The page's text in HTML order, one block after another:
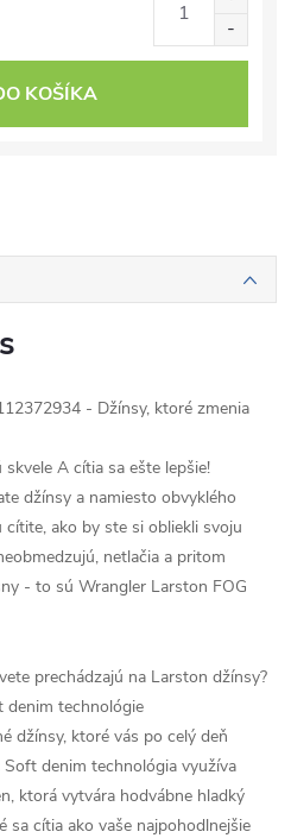
KOŠÍKA
- Džínsy, ktoré zmenia
A cítia sa ešte lepšie!
džínsy a namiesto obvyklého
cítite, ako by ste si obliekli svoju
netlačia a pritom
- to sú Wrangler Larston FOG
prechádzajú na Larston džínsy?
denim technológie
džínsy, ktoré vás po celý deň
denim technológia využíva
ktorá vytvára hodvábne hladký
sa cítia ako vaše najpohodlnejšie